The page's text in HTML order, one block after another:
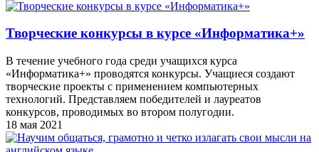
Творческие конкурсы в курсе «Информатика+»
В течение учебного года среди учащихся курса
«Информатика+» проводятся конкурсы. Учащиеся создают
творческие проекты с применением компьютерных
технологий. Представляем победителей и лауреатов
конкурсов, проводимых во втором полугодии.
18 мая 2021